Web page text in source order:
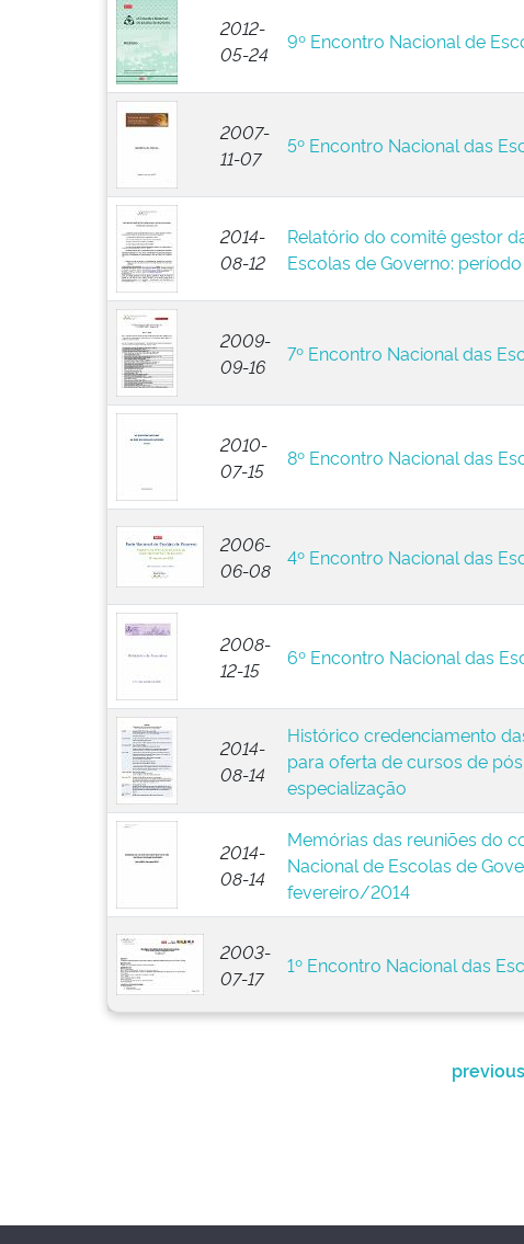
2012-
05-24
9º Encontro Nacional de
2007-
11-07
5º Encontro Nacional das
2014-
08-12
Relatório do comitê gestor
Escolas de Governo:
2009-
09-16
7º Encontro Nacional das
2010-
07-15
8º Encontro Nacional das
2006-
06-08
4º Encontro Nacional das
2008-
12-15
6º Encontro Nacional das
2014-
08-14
Histórico credenciamento
para oferta de cursos de
especialização
2014-
08-14
Memórias das reuniões do
Nacional de Escolas de
fevereiro/2014
2003-
07-17
1º Encontro Nacional das
previous